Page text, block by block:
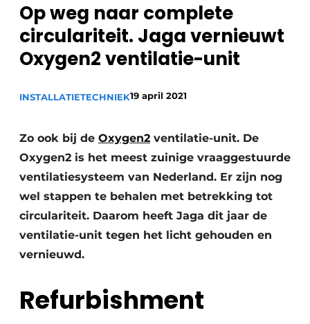
Meest gelezen
Nieuwsbrief
Podcasts
Privacy / Cookie statement
Vacatures
Video’s
Op weg naar complete
circulariteit. Jaga vernieuwt
Oxygen2 ventilatie-unit
INSTALLATIETECHNIEK19 april 2021
Zo ook bij de Oxygen2 ventilatie-unit. De
Oxygen2 is het meest zuinige vraaggestuurde
ventilatiesysteem van Nederland. Er zijn nog
wel stappen te behalen met betrekking tot
circulariteit. Daarom heeft Jaga dit jaar de
ventilatie-unit tegen het licht gehouden en
vernieuwd.
Refurbishment